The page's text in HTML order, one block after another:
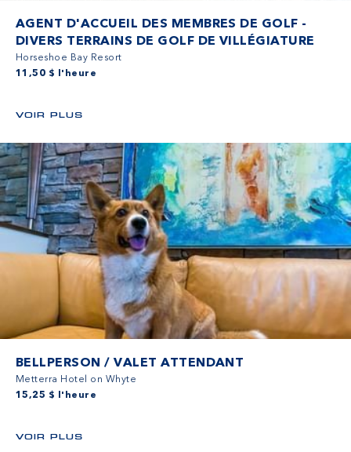
AGENT D'ACCUEIL DES MEMBRES DE GOLF -
DIVERS TERRAINS DE GOLF DE VILLÉGIATURE
Horseshoe Bay Resort
11,50 $ l'heure
VOIR PLUS
BELLPERSON / VALET ATTENDANT
Metterra Hotel on Whyte
15,25 $ l'heure
VOIR PLUS